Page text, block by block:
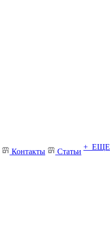
Контакты Статьи
+ ЕЩЕ